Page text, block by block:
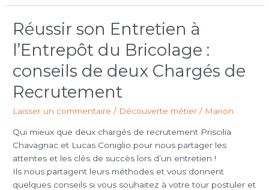
Réussir son Entretien à
l’Entrepôt du Bricolage :
conseils de deux Chargés de
Recrutement
Laisser un commentaire / Découverte métier / Marion
Qui mieux que deux chargés de recrutement Priscilia
Chavagnac et Lucas Coniglio pour nous partager les
attentes et les clés de succès lors d’un entretien !
Ils nous partagent leurs méthodes et vous donnent
quelques conseils si vous souhaitez à votre tour postuler et
Réussir
son
Entretien
l’Entrepôt
du
:
conseils
de
deux
Chargés
de